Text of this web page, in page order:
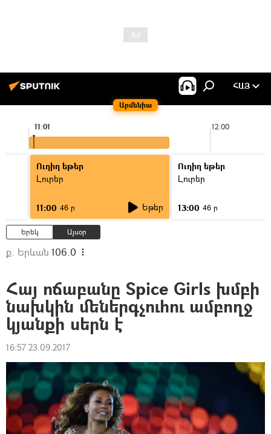
Արմենիա
ՀԱՅ
12:00
11:01
Ուղիղ եթեր
Լուրեր
11:00 46 ր Եթեր
Ուղիղ եթեր
Լուրեր
13:00 46 ր
Երեկ Այսօր
ք. Երևան 106.0
Հայ ոճաբանը Spice Girls խմբի
նախկին մեներգչուհու ամբողջ
կյանքի սերն է
16:57 23.09.2017